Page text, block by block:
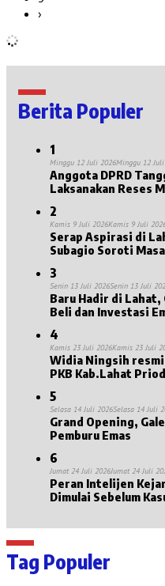
›
Berita Populer
1
Minggu 12 Juli 2026Minggu 12
Anggota DPRD Tanggamus Fraksi PKB Nuzul Irsan
2
Kamis 9 Juli 2026Kamis 9 Juli
Serap Aspirasi di
Subagio Soroti
3
Senin 13 Juli 2026Senin 13 Juli
Baru Hadir di Lahat,
Beli dan Investasi
4
Kamis 23 Juli 2026Kamis 23 Juli
Widia Ningsih
PKB Kab.Lahat
5
Selasa 14 Juli 2026Selasa 14 Juli
Grand Opening,
Pemburu Emas
6
Jumat 24 Juli 2026Jumat 24 Juli
Peran Intelijen
Dimulai Sebelum
Tag Populer